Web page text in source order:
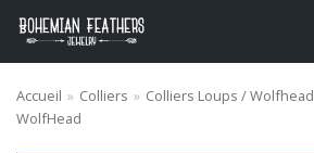
Aller
Accueil » Colliers » Colliers Loups / Wolfhead
WolfHead